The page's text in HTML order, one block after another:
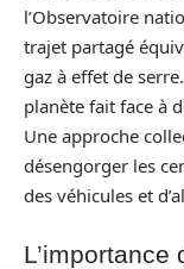
l’Observatoire
trajet partagé
gaz à effet de
planète fait face à
Une approche
désengorger les
des véhicules et
L’importance